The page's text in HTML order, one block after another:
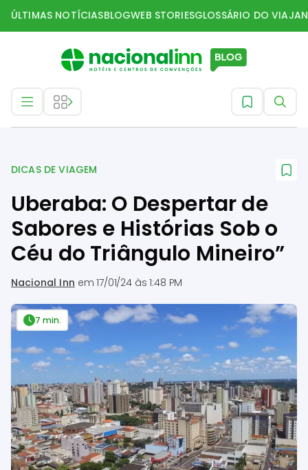
ÚLTIMAS NOTÍCIASBLOGWEB STORIESGLOSSÁRIO DO
DICAS DE VIAGEM
Uberaba: O Despertar de
Sabores e Histórias Sob o
Céu do Triângulo Mineiro”
Nacional Inn em17/01/24 às 1:48 PM
7 min.